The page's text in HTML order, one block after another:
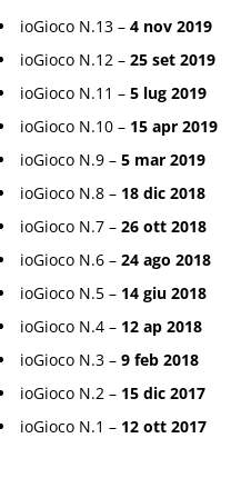
ioGioco N.13 – 4 nov 2019
ioGioco N.12 – 25 set 2019
ioGioco N.11 – 5 lug 2019
ioGioco N.10 – 15 apr 2019
ioGioco N.9 – 5 mar 2019
ioGioco N.8 – 18 dic 2018
ioGioco N.7 – 26 ott 2018
ioGioco N.6 – 24 ago 2018
ioGioco N.5 – 14 giu 2018
ioGioco N.4 – 12 ap 2018
ioGioco N.3 – 9 feb 2018
ioGioco N.2 – 15 dic 2017
ioGioco N.1 – 12 ott 2017